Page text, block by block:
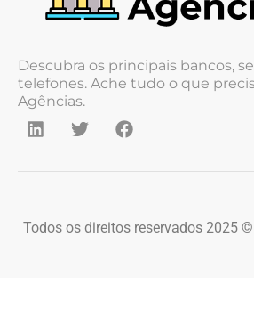
Descubra os principais bancos,
telefones. Ache tudo o que
Agências.
Todos os direitos reservados 2025